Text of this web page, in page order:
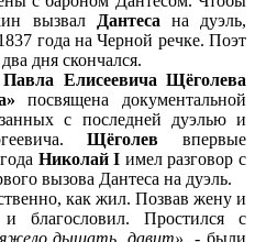
вызвал
Дантеса на дуэль,
года на Черной речке. Поэт
дня скончался.
Павла Елисеевича Щёголева
посвящена документальной
с последней дуэлью и
Щёголев впервые
Николай I имел разговор с
вызова Дантеса на дуэль.
как жил. Позвав жену и
благословил. Простился с
дышать, давит», - были